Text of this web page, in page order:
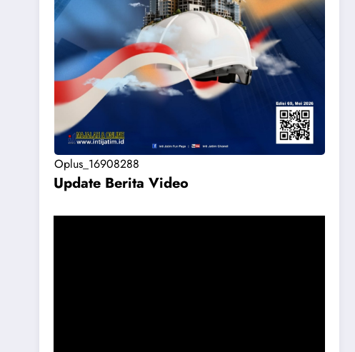
Oplus_16908288
Update Berita Video